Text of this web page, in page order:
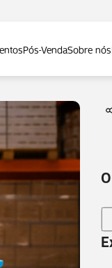
Pós-VendaSobre nós